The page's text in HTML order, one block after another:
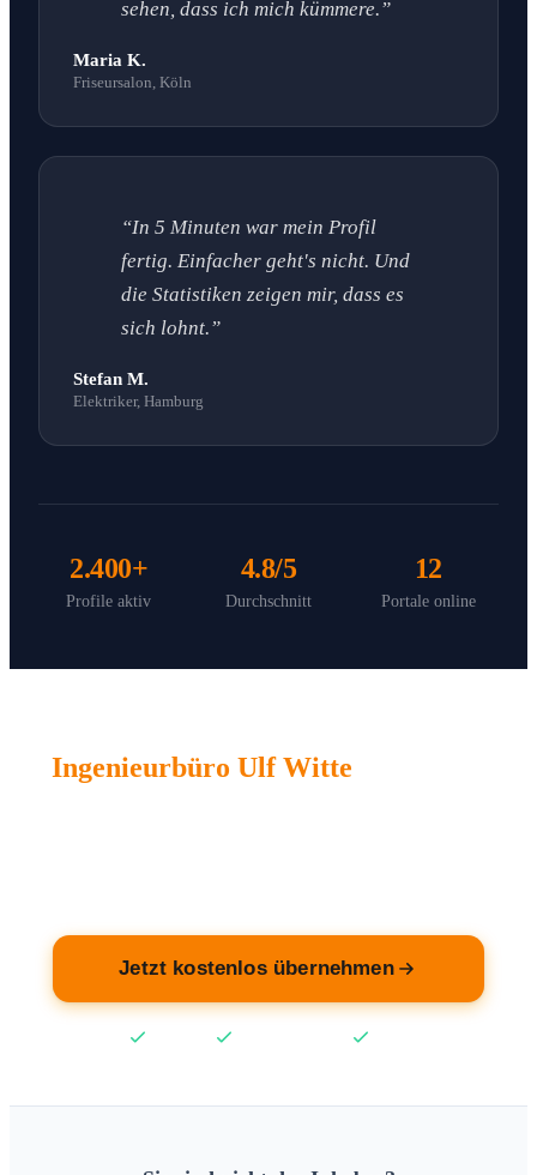
sehen, dass ich mich kümmere.”
Maria K.
Friseursalon, Köln
“In 5 Minuten war mein Profil
fertig. Einfacher geht's nicht. Und
die Statistiken zeigen mir, dass es
sich lohnt.”
Stefan M.
Elektriker, Hamburg
2.400+
Profile aktiv
4.8/5
Durchschnitt
12
Portale online
Ingenieurbüro Ulf Witte
Jetzt kostenlos übernehmen